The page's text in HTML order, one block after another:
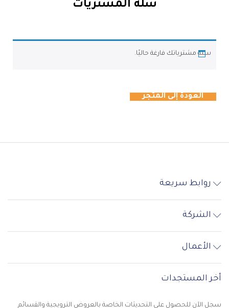
سلة المشتريات
سلة مشترياتك فارغة حاليًا.
العودة إلى المتجر
روابط سريعة
الشركة
الأعمال
أخر المستجدات
سجل الآن للحصول على التحديثات الخاصة بالعروض الترويجية والقسائم